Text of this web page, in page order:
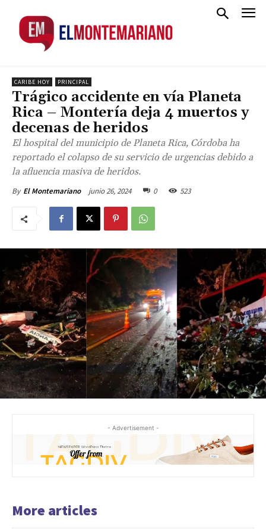
CARIBE HOY PRINCIPAL
Trágico accidente en vía Planeta
Rica – Montería deja 4 muertos y
decenas de heridos
El hospital del municipio de Planeta Rica, Córdoba ha
reportado el colapso de su servicio de urgencias debido a
la afluencia masiva de heridos.
By El Montemariano junio 26, 2024 0 523
- Advertisement -
More articles